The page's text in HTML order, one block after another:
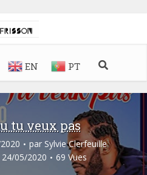
EN PT
tu veux pas
par Sylvie Clerfeuille
05/2020
69 Vues